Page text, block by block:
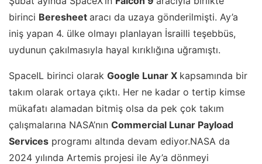
birinci Beresheet aracı da uzaya gönderilmişti. Ay’a
iniş yapan 4. ülke olmayı planlayan İsrailli teşebbüs,
uydunun çakılmasıyla hayal kırıklığına uğramıştı.
SpaceIL birinci olarak Google Lunar X kapsamında bir
takım olarak ortaya çıktı. Her ne kadar o tertip kimse
mükafatı alamadan bitmiş olsa da pek çok takım
çalışmalarına NASA’nın Commercial Lunar Payload
Services programı altında devam ediyor.NASA da
2024 yılında Artemis projesi ile Ay’a dönmeyi